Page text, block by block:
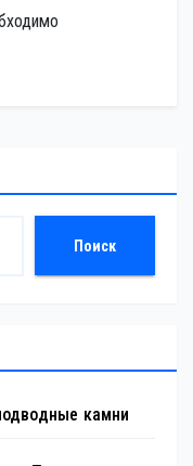
Поиск
камни